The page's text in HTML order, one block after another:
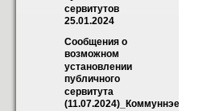
сервитутов
25.01.2024
Сообщения о
возможном
установлении
публичного
сервитута
(11.07.2024)_Коммуннэерго